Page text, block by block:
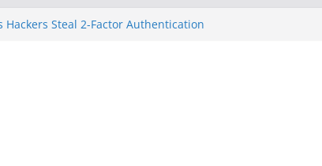
Hackers Steal 2-Factor Authentication
Doesn’t Know Your Face Is a Face